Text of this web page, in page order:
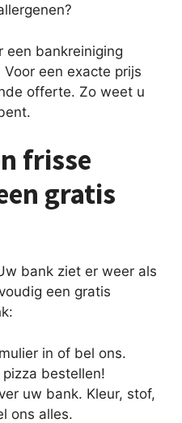
een bankreiniging
een exacte prijs
offerte. Zo weet u
frisse
gratis
bank ziet er weer als
een gratis
in of bel ons.
bestellen!
uw bank. Kleur, stof,
ons alles.